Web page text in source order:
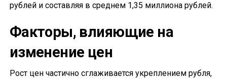
рублей и составляя в среднем 1,35 миллиона рублей.
Факторы, влияющие на
изменение цен
Рост цен частично сглаживается укреплением рубля,